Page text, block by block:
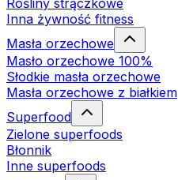
Rośliny strączkowe
Inna żywność fitness
Masła orzechowe
Masło orzechowe 100%
Słodkie masła orzechowe
Masła orzechowe z białkiem
Superfood
Zielone superfoods
Błonnik
Inne superfoods